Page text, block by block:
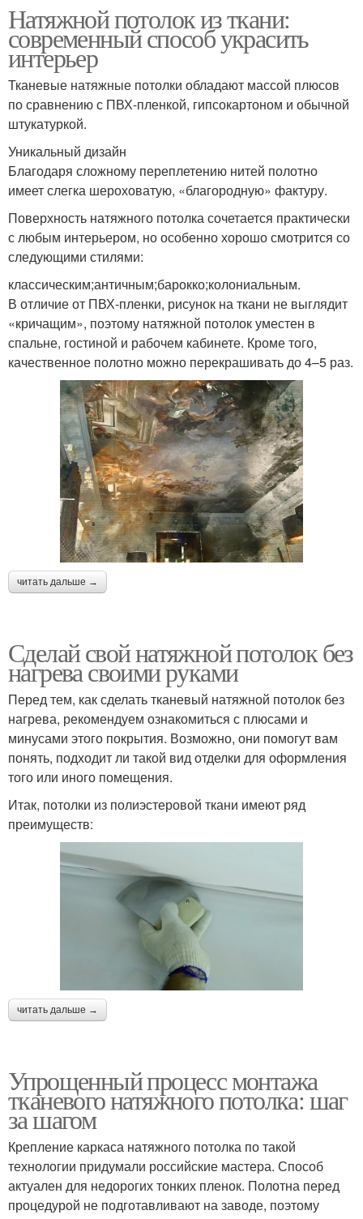
Натяжной потолок из ткани:
современный способ украсить
интерьер
Тканевые натяжные потолки обладают массой плюсов
по сравнению с ПВХ-пленкой, гипсокартоном и обычной
штукатуркой.
Уникальный дизайн
Благодаря сложному переплетению нитей полотно
имеет слегка шероховатую, «благородную» фактуру.
Поверхность натяжного потолка сочетается практически
с любым интерьером, но особенно хорошо смотрится со
следующими стилями:
классическим;античным;барокко;колониальным.
В отличие от ПВХ-пленки, рисунок на ткани не выглядит
«кричащим», поэтому натяжной потолок уместен в
спальне, гостиной и рабочем кабинете. Кроме того,
качественное полотно можно перекрашивать до 4–5 раз.
читать дальше →
Сделай свой натяжной потолок без
нагрева своими руками
Перед тем, как сделать тканевый натяжной потолок без
нагрева, рекомендуем ознакомиться с плюсами и
минусами этого покрытия. Возможно, они помогут вам
понять, подходит ли такой вид отделки для оформления
того или иного помещения.
Итак, потолки из полиэстеровой ткани имеют ряд
преимуществ:
читать дальше →
Упрощенный процесс монтажа
тканевого натяжного потолка: шаг
за шагом
Крепление каркаса натяжного потолка по такой
технологии придумали российские мастера. Способ
актуален для недорогих тонких пленок. Полотна перед
процедурой не подготавливают на заводе, поэтому